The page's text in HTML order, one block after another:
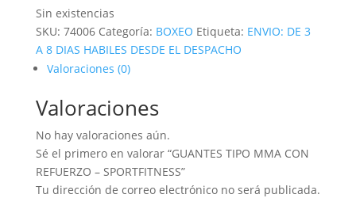
Sin existencias
SKU: 74006 Categoría: BOXEO Etiqueta: ENVIO: DE 3
A 8 DIAS HABILES DESDE EL DESPACHO
Valoraciones (0)
Valoraciones
No hay valoraciones aún.
Sé el primero en valorar “GUANTES TIPO MMA CON
REFUERZO – SPORTFITNESS”
Tu dirección de correo electrónico no será publicada.